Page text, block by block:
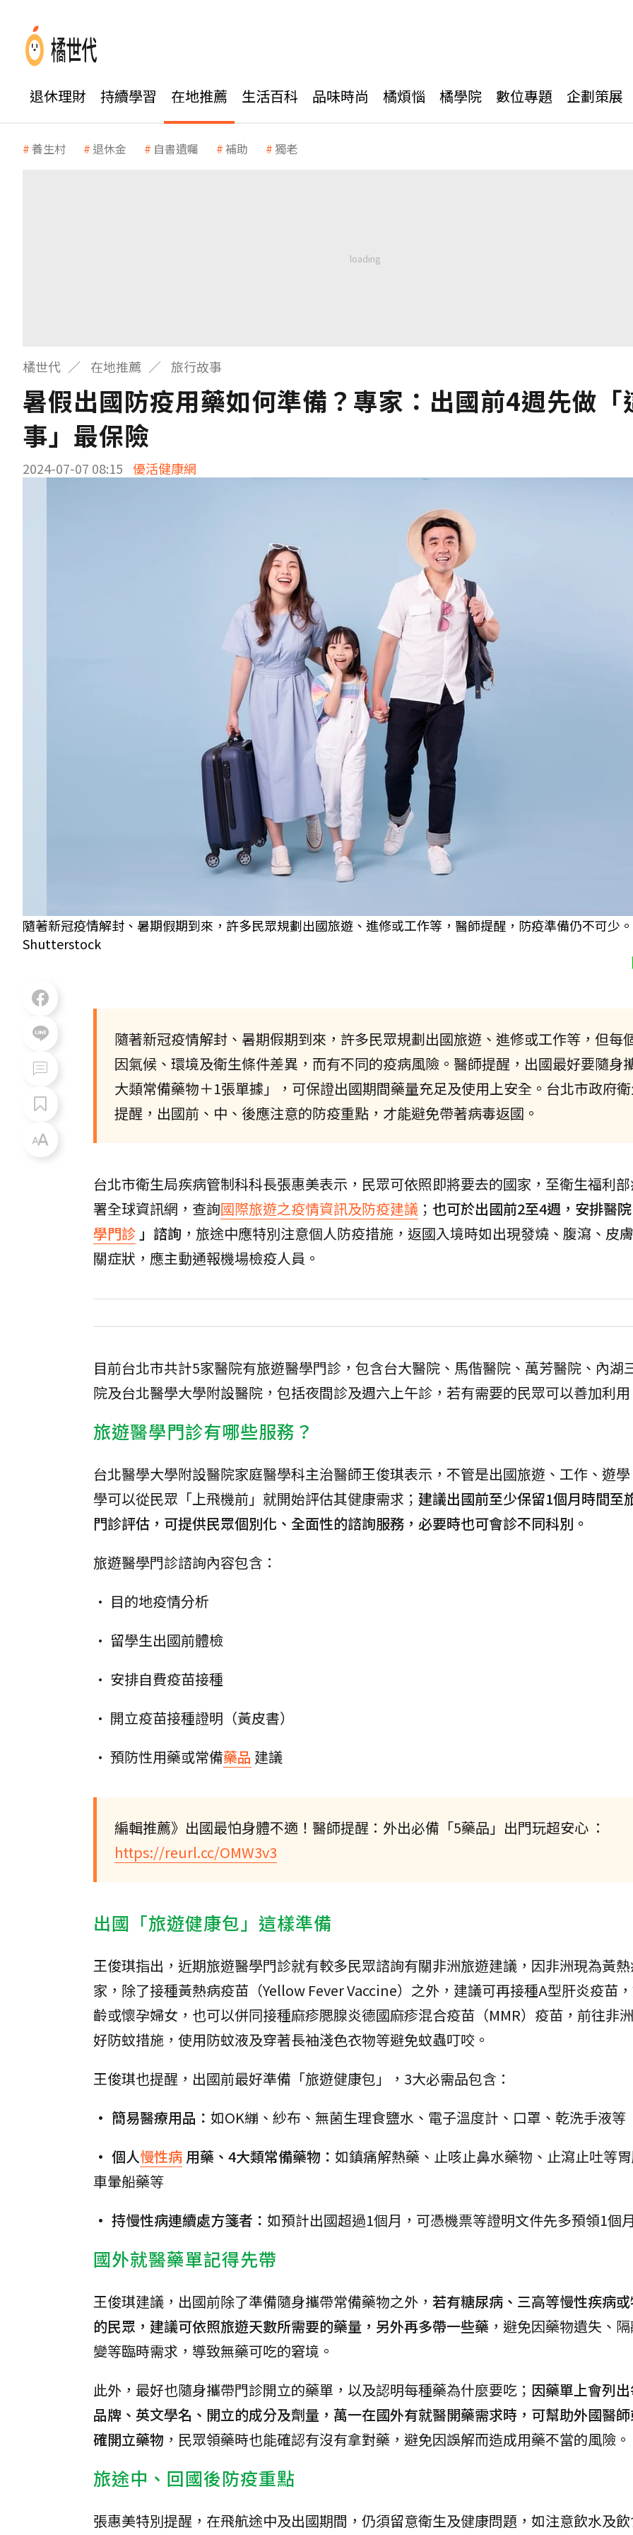
退休理財 持續學習 在地推薦 生活百科 品味時尚 橘煩惱 橘學院 數位專題 企劃策展
養生村 退休金 自書遺囑 補助 獨老
橘世代 在地推薦 旅行故事
暑假出國防疫用藥如何準備？專家：出國前4週先做「
事」最保險
2024-07-07 08:15 優活健康網
隨著新冠疫情解封、暑期假期到來，許多民眾規劃出國旅遊、進修或工作等，醫師提醒，防疫準備仍不可少
Shutterstock
隨著新冠疫情解封、暑期假期到來，許多民眾規劃出國旅遊、進修或工作等，但每
因氣候、環境及衛生條件差異，而有不同的疫病風險。醫師提醒，出國最好要隨身
大類常備藥物＋1張單據」，可保證出國期間藥量充足及使用上安全。台北市政府
提醒，出國前、中、後應注意的防疫重點，才能避免帶著病毒返國。
台北市衛生局疾病管制科科長張惠美表示，民眾可依照即將要去的國家，至衛生福利
署全球資訊網，查詢國際旅遊之疫情資訊及防疫建議 ； 也可於出國前2至4週，安排醫
學門診 」諮詢 ，旅途中應特別注意個人防疫措施，返國入境時如出現發燒、腹瀉、皮
關症狀，應主動通報機場檢疫人員。
目前台北市共計5家醫院有旅遊醫學門診，包含台大醫院、馬偕醫院、萬芳醫院、內湖
院及台北醫學大學附設醫院，包括夜間診及週六上午診，若有需要的民眾可以善加利
旅遊醫學門診有哪些服務？
台北醫學大學附設醫院家庭醫學科主治醫師王俊琪表示，不管是出國旅遊、工作、遊
學可以從民眾「上飛機前」就開始評估其健康需求； 建議出國前至少保留1個月時間至
門診評估，可提供民眾個別化、全面性的諮詢服務，必要時也可會診不同科別。
旅遊醫學門診諮詢內容包含：
• 目的地疫情分析
• 留學生出國前體檢
• 安排自費疫苗接種
• 開立疫苗接種證明（黃皮書）
• 預防性用藥或常備藥品 建議
編輯推薦》出國最怕身體不適！醫師提醒：外出必備「5藥品」出門玩超安心 ：
https://reurl.cc/OMW3v3
出國「旅遊健康包」這樣準備
王俊琪指出，近期旅遊醫學門診就有較多民眾諮詢有關非洲旅遊建議，因非洲現為黃
家，除了接種黃熱病疫苗（Yellow Fever Vaccine）之外，建議可再接種A型肝炎疫苗
齡或懷孕婦女，也可以併同接種麻疹腮腺炎德國麻疹混合疫苗（MMR）疫苗，前往非
好防蚊措施，使用防蚊液及穿著長袖淺色衣物等避免蚊蟲叮咬。
王俊琪也提醒，出國前最好準備「旅遊健康包」，3大必需品包含：
• 簡易醫療用品： 如OK繃、紗布、無菌生理食鹽水、電子溫度計、口罩、乾洗手液等
• 個人慢性病 用藥、4大類常備藥物： 如鎮痛解熱藥、止咳止鼻水藥物、止瀉止吐等
車暈船藥等
• 持慢性病連續處方箋者： 如預計出國超過1個月，可憑機票等證明文件先多預領1個
國外就醫藥單記得先帶
王俊琪建議，出國前除了準備隨身攜帶常備藥物之外， 若有糖尿病、三高等慢性疾病
的民眾，建議可依照旅遊天數所需要的藥量，另外再多帶一些藥 ，避免因藥物遺失、
變等臨時需求，導致無藥可吃的窘境。
此外，最好也隨身攜帶門診開立的藥單，以及認明每種藥為什麼要吃； 因藥單上會列
品牌、英文學名、開立的成分及劑量，萬一在國外有就醫開藥需求時，可幫助外國醫
確開立藥物 ，民眾領藥時也能確認有沒有拿對藥，避免因誤解而造成用藥不當的風險。
旅途中、回國後防疫重點
張惠美特別提醒，在飛航途中及出國期間，仍須留意衛生及健康問題，如注意飲水及